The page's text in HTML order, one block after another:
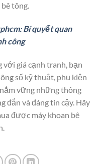
tông.
Bí quyết quan
công
với giá cạnh tranh, bạn
số kỹ thuật, phụ kiện
vững những thông
đắn và đáng tin cậy. Hãy
được máy khoan bê